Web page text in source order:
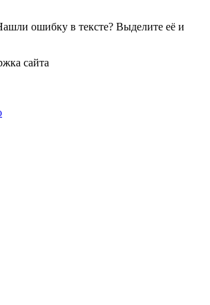
ошибку в тексте? Выделите её и
сайта